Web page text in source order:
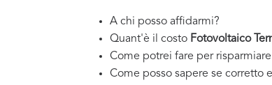
A chi posso affidarmi?
Quant'è il costo Fotovoltaico
Come potrei fare per
Come posso sapere se corretto